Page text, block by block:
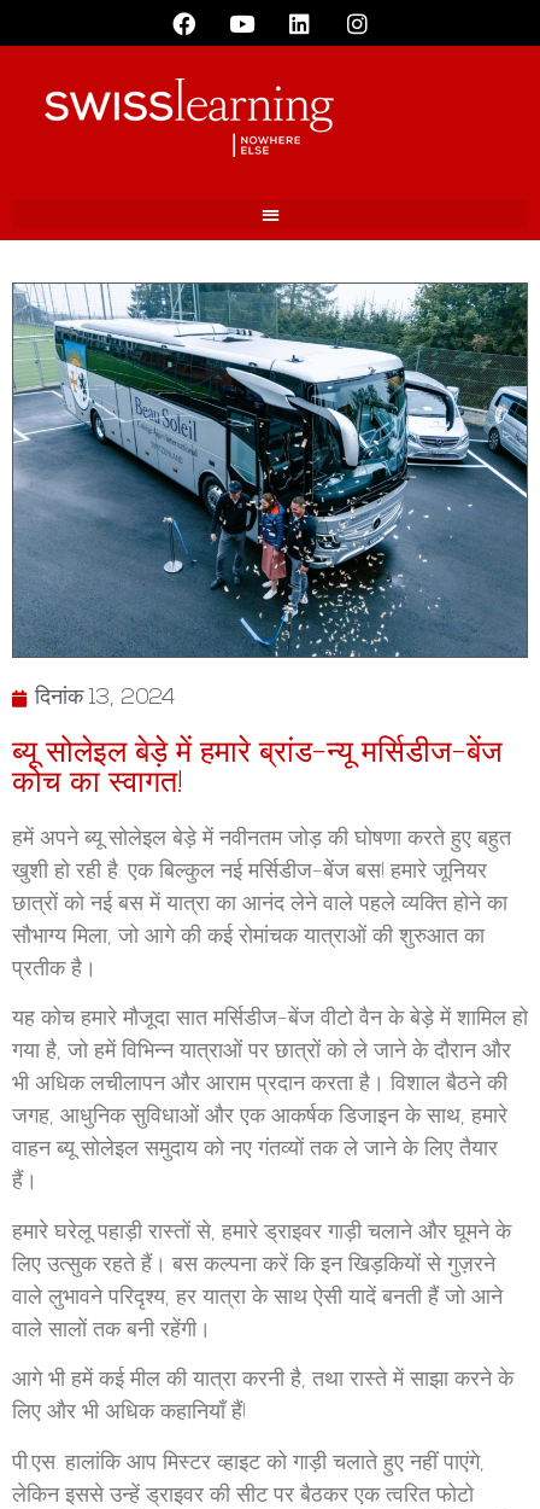
दिनांक 13, 2024
ब्यू सोलेइल बेड़े में हमारे ब्रांड-न्यू मर्सिडीज-बेंज
कोच का स्वागत!
हमें अपने ब्यू सोलेइल बेड़े में नवीनतम जोड़ की घोषणा करते हुए बहुत
खुशी हो रही है: एक बिल्कुल नई मर्सिडीज-बेंज बस! हमारे जूनियर
छात्रों को नई बस में यात्रा का आनंद लेने वाले पहले व्यक्ति होने का
सौभाग्य मिला, जो आगे की कई रोमांचक यात्राओं की शुरुआत का
प्रतीक है।
यह कोच हमारे मौजूदा सात मर्सिडीज-बेंज वीटो वैन के बेड़े में शामिल हो
गया है, जो हमें विभिन्न यात्राओं पर छात्रों को ले जाने के दौरान और
भी अधिक लचीलापन और आराम प्रदान करता है। विशाल बैठने की
जगह, आधुनिक सुविधाओं और एक आकर्षक डिजाइन के साथ, हमारे
वाहन ब्यू सोलेइल समुदाय को नए गंतव्यों तक ले जाने के लिए तैयार
हैं।
हमारे घरेलू पहाड़ी रास्तों से, हमारे ड्राइवर गाड़ी चलाने और घूमने के
लिए उत्सुक रहते हैं। बस कल्पना करें कि इन खिड़कियों से गुज़रने
वाले लुभावने परिदृश्य, हर यात्रा के साथ ऐसी यादें बनती हैं जो आने
वाले सालों तक बनी रहेंगी।
आगे भी हमें कई मील की यात्रा करनी है, तथा रास्ते में साझा करने के
लिए और भी अधिक कहानियाँ हैं!
पी.एस. हालांकि आप मिस्टर व्हाइट को गाड़ी चलाते हुए नहीं पाएंगे,
लेकिन इससे उन्हें ड्राइवर की सीट पर बैठकर एक त्वरित फोटो